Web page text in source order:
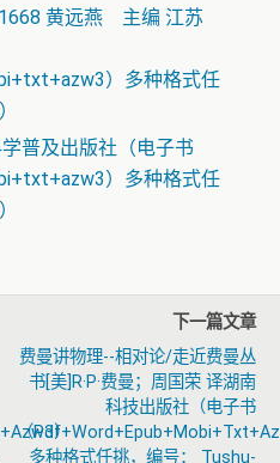
黄远燕 主编 江苏
）多种格式任
普及出版社（电子书
）多种格式任
）
下一篇文章
费曼讲物理--相对论/走近费曼丛
书[美]R·P·费曼；周国荣 译湖南
科技出版社（电子书
（
多种格式任挑，编号： Tushu-